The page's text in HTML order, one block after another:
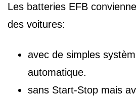
Les batteries EFB
des voitures:
avec de simples
automatique.
sans Start-Stop mais